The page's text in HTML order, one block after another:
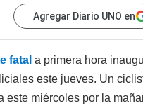
Agregar Diario UNO en
fatal a primera hora
este jueves. Un
este miércoles por la